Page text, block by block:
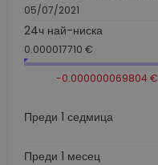
05/07/2021
24ч най-ниска
0.000017710 €
-0.000000069804 €
Преди 1 седмица
Преди 1 месец